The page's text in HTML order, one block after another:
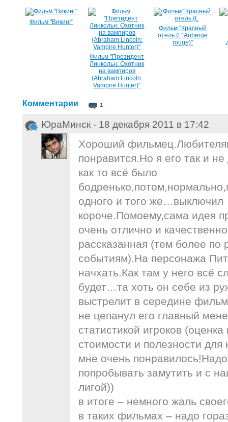
Фильм "Викинг"
Фильм "Президент
Линкольн: Охотник
на вампиров
(Abraham Lincoln:
Vampire Hunter)"
Фильм "Красный
отель (L' Auberge
rouge)"
Комментарии 1
ЮраМинск - 18 декабря 2011 в 17:42
Хороший
понравится.Но я его так и
как то всё было
одного и того же…выключил
короче.Помоему,сама идея
очень отлично и
рассказанная (тем более по
событиям).На персонажа
начхать.Как там у него всё
будет…та хоть он себе из
выстрелит в середине
не цепанул его главный
статистикой игроков
стоимости и полезности для
мне очень
попробывать замутить и с
лигой))
в итоге – немного жаль
в таких фильмах – надо